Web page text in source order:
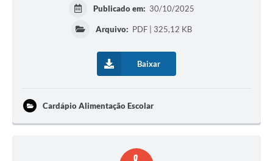
Publicado em: 30/10/2025
Arquivo: PDF | 325,12 KB
Baixar
Cardápio Alimentação Escolar